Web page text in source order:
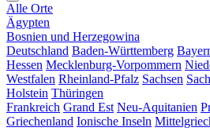
Alle Orte
Ägypten
Bosnien und Herzegowina
Deutschland Baden-Württemberg
Hessen Mecklenburg-Vorpommern
Westfalen Rheinland-Pfalz Sachsen
Holstein Thüringen
Frankreich Grand Est Neu-Aquitanien
Griechenland Ionische Inseln